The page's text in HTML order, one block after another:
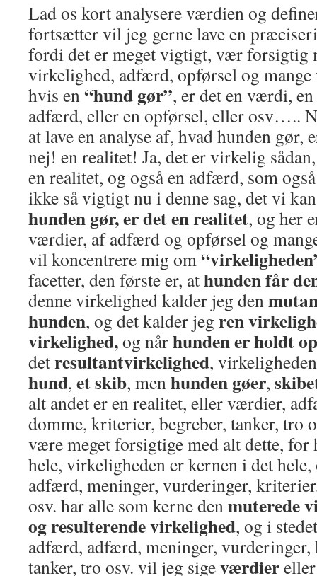
Lad os kort analysere værdien og
fortsætter vil jeg gerne lave en
fordi det er meget vigtigt, vær forsigtig
virkelighed, adfærd, opførsel og
hvis en“hund gør”, er det en værdi,
adfærd, eller en opførsel, eller osv…..
at lave en analyse af, hvad hunden gør,
nej! en realitet! Ja, det er virkelig
en realitet, og også en adfærd, som
ikke så vigtigt nu i denne sag, det vi
hunden gør, er det en realitet, og her
værdier, af adfærd og opførsel og
vil koncentrere mig om
facetter, den første er, athunden får
denne virkelighed kalder jeg den
hunden, og det kalder jeg ren
virkelighed,og nårhunden er holdt
detresultantvirkelighed,
hund, et skib, menhunden gøer,
alt andet er en realitet, eller værdier,
domme, kriterier, begreber, tanker, tro
være meget forsigtige med alt dette, for
hele, virkeligheden er kernen i det
adfærd, meninger, vurderinger,
osv. har alle som kerne denmuterede
og resulterende virkelighed, og i
adfærd, adfærd, meninger,
tanker, tro osv. vil jeg sigeværdier